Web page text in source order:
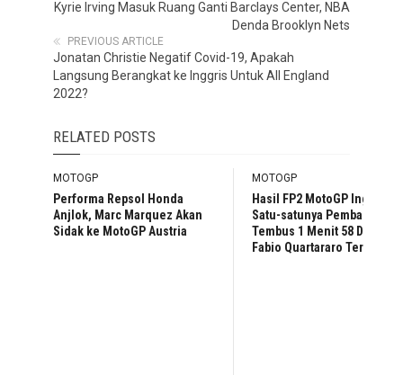
Kyrie Irving Masuk Ruang Ganti Barclays Center, NBA
Denda Brooklyn Nets
PREVIOUS ARTICLE
Jonatan Christie Negatif Covid-19, Apakah
Langsung Berangkat ke Inggris Untuk All England
2022?
RELATED POSTS
MOTOGP
Performa Repsol Honda
Anjlok, Marc Marquez Akan
Sidak ke MotoGP Austria
MOTOGP
Hasil FP2 MotoGP Inggris:
Satu-satunya Pembalap
Tembus 1 Menit 58 Detik,
Fabio Quartararo Tercepat